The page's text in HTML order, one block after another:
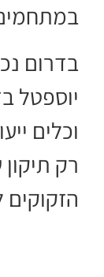
בדרום
יוספטל
וכלים
רק